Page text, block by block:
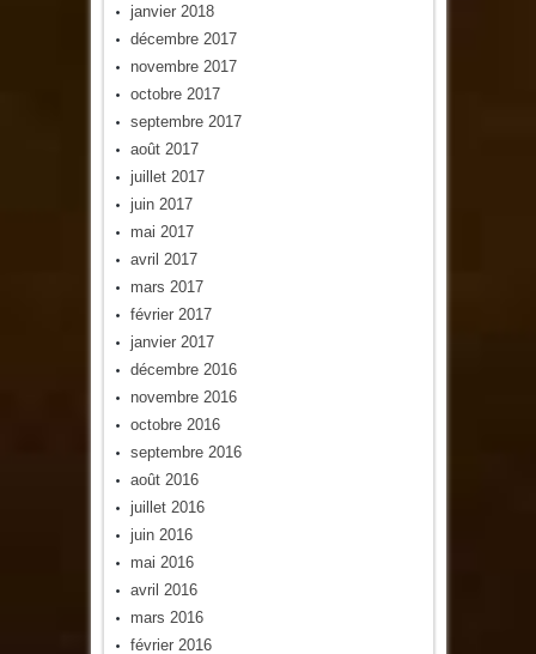
janvier 2018
décembre 2017
novembre 2017
octobre 2017
septembre 2017
août 2017
juillet 2017
juin 2017
mai 2017
avril 2017
mars 2017
février 2017
janvier 2017
décembre 2016
novembre 2016
octobre 2016
septembre 2016
août 2016
juillet 2016
juin 2016
mai 2016
avril 2016
mars 2016
février 2016